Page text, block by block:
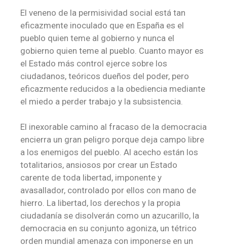
El veneno de la permisividad social está tan
eficazmente inoculado que en España es el
pueblo quien teme al gobierno y nunca el
gobierno quien teme al pueblo. Cuanto mayor es
el Estado más control ejerce sobre los
ciudadanos, teóricos dueños del poder, pero
eficazmente reducidos a la obediencia mediante
el miedo a perder trabajo y la subsistencia.
El inexorable camino al fracaso de la democracia
encierra un gran peligro porque deja campo libre
a los enemigos del pueblo. Al acecho están los
totalitarios, ansiosos por crear un Estado
carente de toda libertad, imponente y
avasallador, controlado por ellos con mano de
hierro. La libertad, los derechos y la propia
ciudadanía se disolverán como un azucarillo, la
democracia en su conjunto agoniza, un tétrico
orden mundial amenaza con imponerse en un